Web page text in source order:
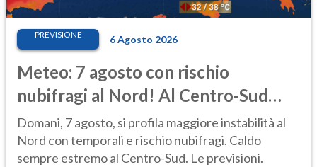
PREVISIONE 6 Agosto 2026
Meteo: 7 agosto con rischio
nubifragi al Nord! Al Centro-Sud
caldo estremo
Domani, 7 agosto, si profila maggiore instabilità al
Nord con temporali e rischio nubifragi. Caldo
sempre estremo al Centro-Sud. Le previsioni.